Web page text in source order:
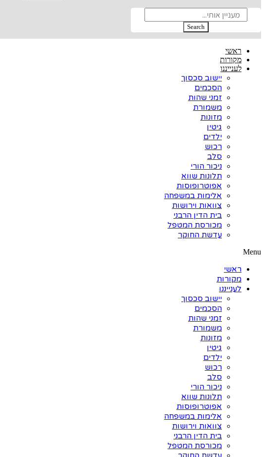
Search
ראשי
מקורות
לענייננו
יישוב סכסוך
הסכמים
זמני שהות
משמורת
מזונות
גיטין
ילדים
רכוש
סלב
ניכור הורי
תלונות שווא
אפוטרופוסות
אלימות במשפחה
צוואות וירושות
בית הדין הרבני
מכורסת המטפל
עדשת החוקר
Menu
ראשי
מקורות
לענייננו
יישוב סכסוך
הסכמים
זמני שהות
משמורת
מזונות
גיטין
ילדים
רכוש
סלב
ניכור הורי
תלונות שווא
אפוטרופוסות
אלימות במשפחה
צוואות וירושות
בית הדין הרבני
מכורסת המטפל